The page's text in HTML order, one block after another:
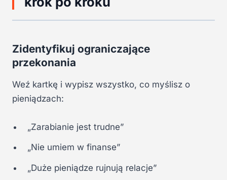
Zidentyfikuj ograniczające
przekonania
Weź kartkę i wypisz wszystko, co myślisz o
pieniądzach:
„Zarabianie jest trudne”
„Nie umiem w finanse”
„Duże pieniądze rujnują relacje”